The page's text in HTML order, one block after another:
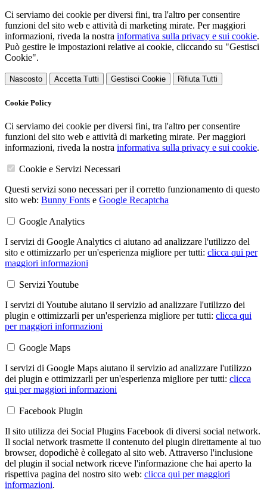
Ci serviamo dei cookie per diversi fini, tra l'altro per consentire
funzioni del sito web e attività di marketing mirate. Per maggiori
informazioni, riveda la nostra informativa sulla privacy e sui cookie.
Può gestire le impostazioni relative ai cookie, cliccando su "Gestisci
Cookie".
Nascosto Accetta Tutti Gestisci Cookie Rifiuta Tutti
Cookie Policy
Ci serviamo dei cookie per diversi fini, tra l'altro per consentire
funzioni del sito web e attività di marketing mirate. Per maggiori
informazioni, riveda la nostra informativa sulla privacy e sui cookie.
Cookie e Servizi Necessari
Questi servizi sono necessari per il corretto funzionamento di questo
sito web: Bunny Fonts e Google Recaptcha
Google Analytics
I servizi di Google Analytics ci aiutano ad analizzare l'utilizzo del
sito e ottimizzarlo per un'esperienza migliore per tutti: clicca qui per
maggiori informazioni
Servizi Youtube
I servizi di Youtube aiutano il servizio ad analizzare l'utilizzo dei
plugin e ottimizzarli per un'esperienza migliore per tutti: clicca qui
per maggiori informazioni
Google Maps
I servizi di Google Maps aiutano il servizio ad analizzare l'utilizzo
dei plugin e ottimizzarli per un'esperienza migliore per tutti: clicca
qui per maggiori informazioni
Facebook Plugin
Il sito utilizza dei Social Plugins Facebook di diversi social network.
Il social network trasmette il contenuto del plugin direttamente al tuo
browser, dopodichè è collegato al sito web. Attraverso l'inclusione
del plugin il social network riceve l'informazione che hai aperto la
rispettiva pagina del nostro sito web: clicca qui per maggiori
informazioni.